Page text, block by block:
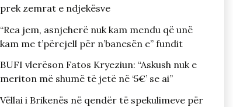
prek zemrat e ndjekësve
“Rea jem, asnjeherë nuk kam mendu që unë
kam me t’përcjell për n’banesën e” fundit
BUFI vlerëson Fatos Kryeziun: “Askush nuk e
meriton më shumë të jetë në ‘5€’ se ai”
Vëllai i Brikenës në qendër të spekulimeve për